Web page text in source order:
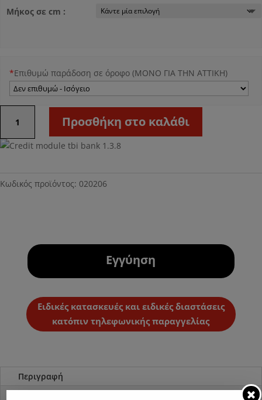
Μήκος σε cm :
*Επιθυμώ παράδοση σε όροφο (ΜΟΝΟ ΓΙΑ ΤΗΝ ΑΤΤΙΚΗ)
ποσότητα
Προσθήκη στο καλάθι
Κωδικός προϊόντος: 020206
Εγγύηση
Ειδικές κατασκευές και ειδικές διαστάσεις
κατόπιν τηλεφωνικής παραγγελίας
Περιγραφή